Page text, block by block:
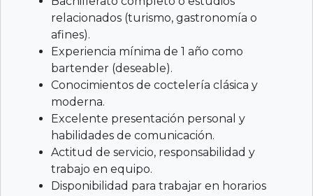
relacionados (turismo, gastronomía o
afines).
Experiencia mínima de 1 año como
bartender (deseable).
Conocimientos de coctelería clásica y
moderna.
Excelente presentación personal y
habilidades de comunicación.
Actitud de servicio, responsabilidad y
trabajo en equipo.
Disponibilidad para trabajar en horarios